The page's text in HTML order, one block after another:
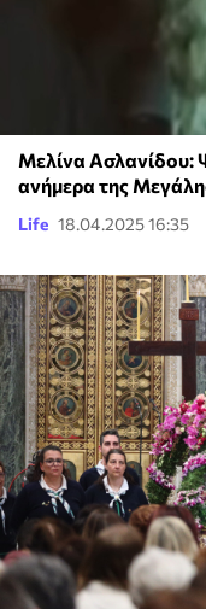
Μελίνα Ασλανίδου:
ανήμερα της
Life 18.04.2025 16:35